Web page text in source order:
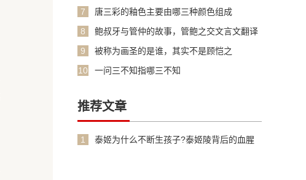
7
唐三彩的釉色主要由哪三种颜色组成
8
鲍叔牙与管仲的故事，管鲍之交文言文翻译
9
被称为画圣的是谁，其实不是顾恺之
10
一问三不知指哪三不知
推荐文章
1
泰姬为什么不断生孩子?泰姬陵背后的血腥